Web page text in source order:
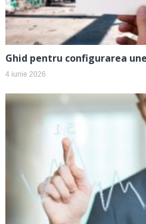
Ghid pentru configurarea
4 iunie 2026